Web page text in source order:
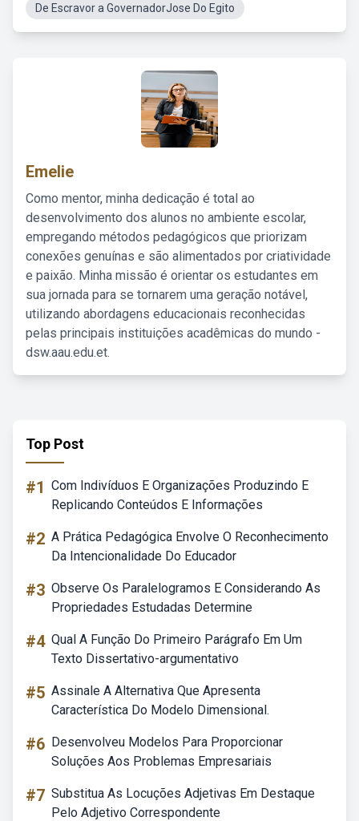
De Escravor a GovernadorJose Do Egito
Emelie
Como mentor, minha dedicação é total ao
desenvolvimento dos alunos no ambiente escolar,
empregando métodos pedagógicos que priorizam
conexões genuínas e são alimentados por criatividade
e paixão. Minha missão é orientar os estudantes em
sua jornada para se tornarem uma geração notável,
utilizando abordagens educacionais reconhecidas
pelas principais instituições acadêmicas do mundo -
dsw.aau.edu.et.
Top Post
#1 Com Indivíduos E Organizações Produzindo E
Replicando Conteúdos E Informações
#2 A Prática Pedagógica Envolve O Reconhecimento
Da Intencionalidade Do Educador
#3 Observe Os Paralelogramos E Considerando As
Propriedades Estudadas Determine
#4 Qual A Função Do Primeiro Parágrafo Em Um
Texto Dissertativo-argumentativo
#5 Assinale A Alternativa Que Apresenta
Característica Do Modelo Dimensional.
#6 Desenvolveu Modelos Para Proporcionar
Soluções Aos Problemas Empresariais
#7 Substitua As Locuções Adjetivas Em Destaque
Pelo Adjetivo Correspondente